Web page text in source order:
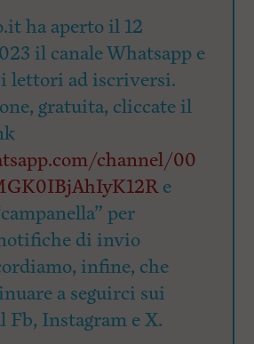
ha aperto il 12
il canale Whatsapp e
ad iscriversi.
gratuita, cliccate il
channel/00
e
per
di invio
infine, che
a seguirci sui
Fb, Instagram e X.